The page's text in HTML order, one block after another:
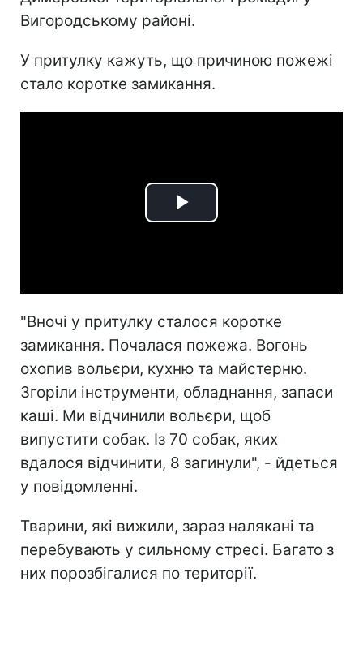
Вигородському районі.
У притулку кажуть, що причиною пожежі
стало коротке замикання.
Play
"Вночі у притулку сталося коротке
замикання. Почалася пожежа. Вогонь
охопив вольєри, кухню та майстерню.
Згоріли інструменти, обладнання, запаси
каші. Ми відчинили вольєри, щоб
випустити собак. Із 70 собак, яких
вдалося відчинити, 8 загинули", - йдеться
у повідомленні.
Тварини, які вижили, зараз налякані та
перебувають у сильному стресі. Багато з
них порозбігалися по території.